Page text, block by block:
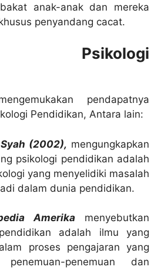
anak-anak dan mereka
penyandang cacat.
Psikologi
pendapatnya
Pendidikan, Antara lain:
(2002), mengungkapkan
psikologi pendidikan adalah
yang menyelidiki masalah
dalam dunia pendidikan.
Amerika
menyebutkan
adalah ilmu yang
proses pengajaran yang
penemuan dan